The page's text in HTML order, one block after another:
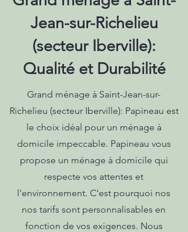
Jean-sur-Richelieu
(secteur Iberville):
Qualité et Durabilité
Grand ménage à Saint-Jean-sur-
Richelieu (secteur Iberville): Papineau est
le choix idéal pour un ménage à
domicile impeccable. Papineau vous
propose un ménage à domicile qui
respecte vos attentes et
l'environnement. C'est pourquoi nos
nos tarifs sont personnalisables en
fonction de vos exigences. Nous